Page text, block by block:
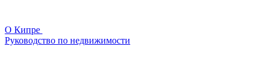
О Кипре
Руководство по недвижимости